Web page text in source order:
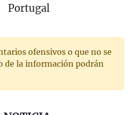
Portugal
ofensivos o que no se
de la información podrán